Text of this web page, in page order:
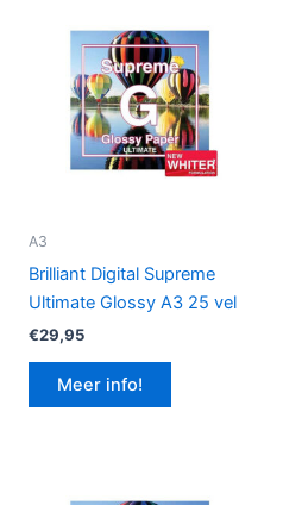
A3
Brilliant Digital Supreme
Ultimate Glossy A3 25 vel
€29,95
Meer info!